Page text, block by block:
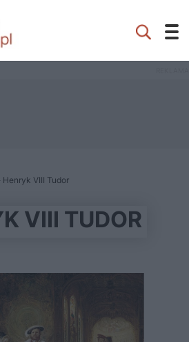
Henryk VIII Tudor
VIII TUDOR